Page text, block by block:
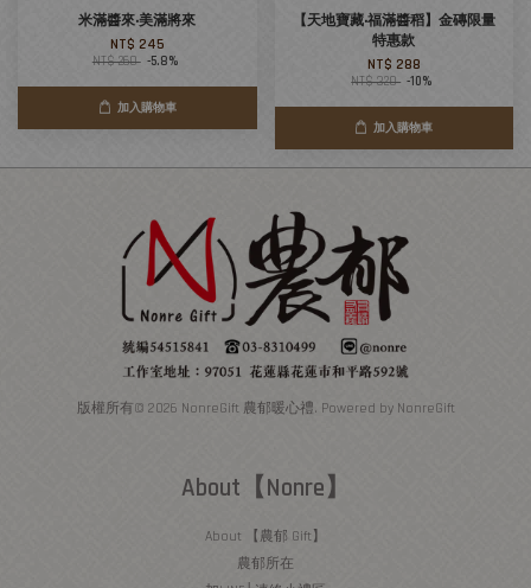
米滿醬來‧美滿將來
NT$ 245
NT$ 260 -5.8%
加入購物車
【天地寶藏‧福滿醬稻】金磚限量
特惠款
NT$ 288
NT$ 320 -10%
加入購物車
版權所有© 2026 NonreGift 農郁暖心禮. Powered by NonreGift
About【Nonre】
About 【農郁 Gift】
農郁所在